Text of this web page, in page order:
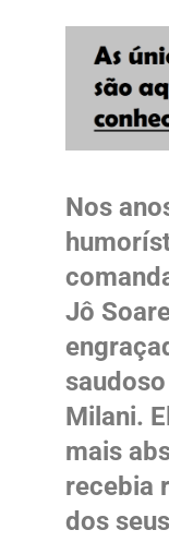
Nos
Jô
Milani.
mais
recebia
dos